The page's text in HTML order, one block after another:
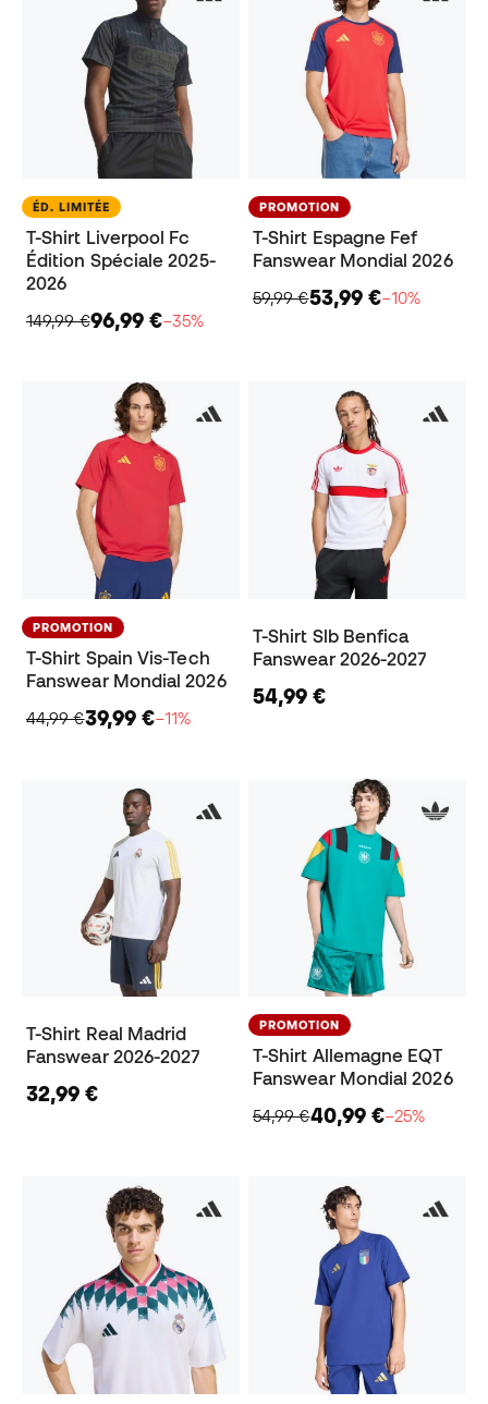
ÉD. LIMITÉE
T-Shirt Liverpool Fc
Édition Spéciale 2025-
2026
149,99 €96,99 €−35%
PROMOTION
T-Shirt Espagne Fef
Fanswear Mondial 2026
59,99 €53,99 €−10%
PROMOTION
T-Shirt Spain Vis-Tech
Fanswear Mondial 2026
44,99 €39,99 €−11%
T-Shirt Slb Benfica
Fanswear 2026-2027
54,99 €
T-Shirt Real Madrid
Fanswear 2026-2027
32,99 €
PROMOTION
T-Shirt Allemagne EQT
Fanswear Mondial 2026
54,99 €40,99 €−25%